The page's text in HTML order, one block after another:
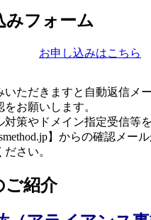
みフォーム
お申し込みはこちら
ただきますと自動返信メ
お願いします。
策やドメイン指定受信等
】からの確認メー
さい。
ご紹介